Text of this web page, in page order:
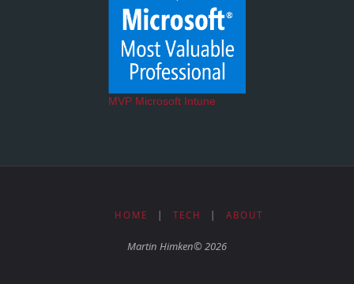
MVP Microsoft Intune
HOME TECH ABOUT
Martin Himken© 2026